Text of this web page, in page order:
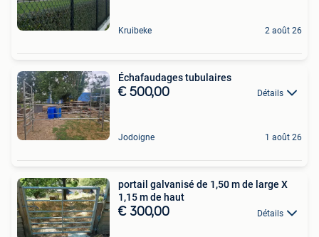
Kruibeke 2 août 26
Échafaudages tubulaires
€ 500,00 Détails
Jodoigne 1 août 26
portail galvanisé de 1,50 m de large X
1,15 m de haut
€ 300,00 Détails